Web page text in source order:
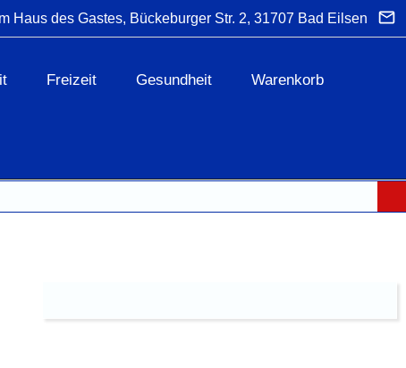
Haus des Gastes, Bückeburger Str. 2, 31707 Bad Eilsen
Freizeit Gesundheit Warenkorb